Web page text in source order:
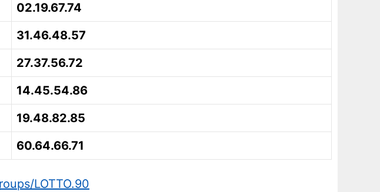
02.19.67.74
31.46.48.57
27.37.56.72
14.45.54.86
19.48.82.85
60.64.66.71
LOTTO.90